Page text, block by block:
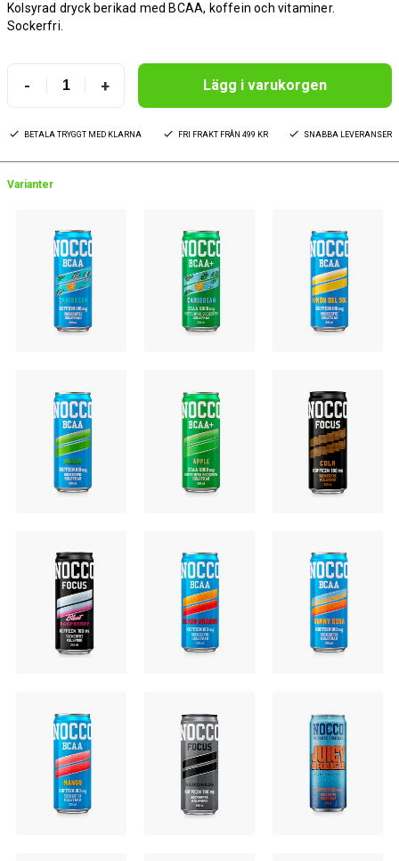
Kolsyrad dryck berikad med BCAA, koffein och vitaminer.
Sockerfri.
- + Lägg i varukorgen
BETALA TRYGGT MED KLARNA FRI FRAKT FRÅN 499 KR SNABBA LEVERANSER
Varianter